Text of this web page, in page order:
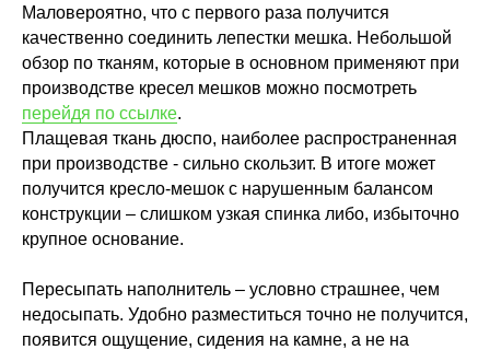
Маловероятно, что с первого раза получится
качественно соединить лепестки мешка. Небольшой
обзор по тканям, которые в основном применяют при
производстве кресел мешков можно посмотреть
перейдя по ссылке.
Плащевая ткань дюспо, наиболее распространенная
при производстве - сильно скользит. В итоге может
получится кресло-мешок с нарушенным балансом
конструкции – слишком узкая спинка либо, избыточно
крупное основание.
Пересыпать наполнитель – условно страшнее, чем
недосыпать. Удобно разместиться точно не получится,
появится ощущение, сидения на камне, а не на